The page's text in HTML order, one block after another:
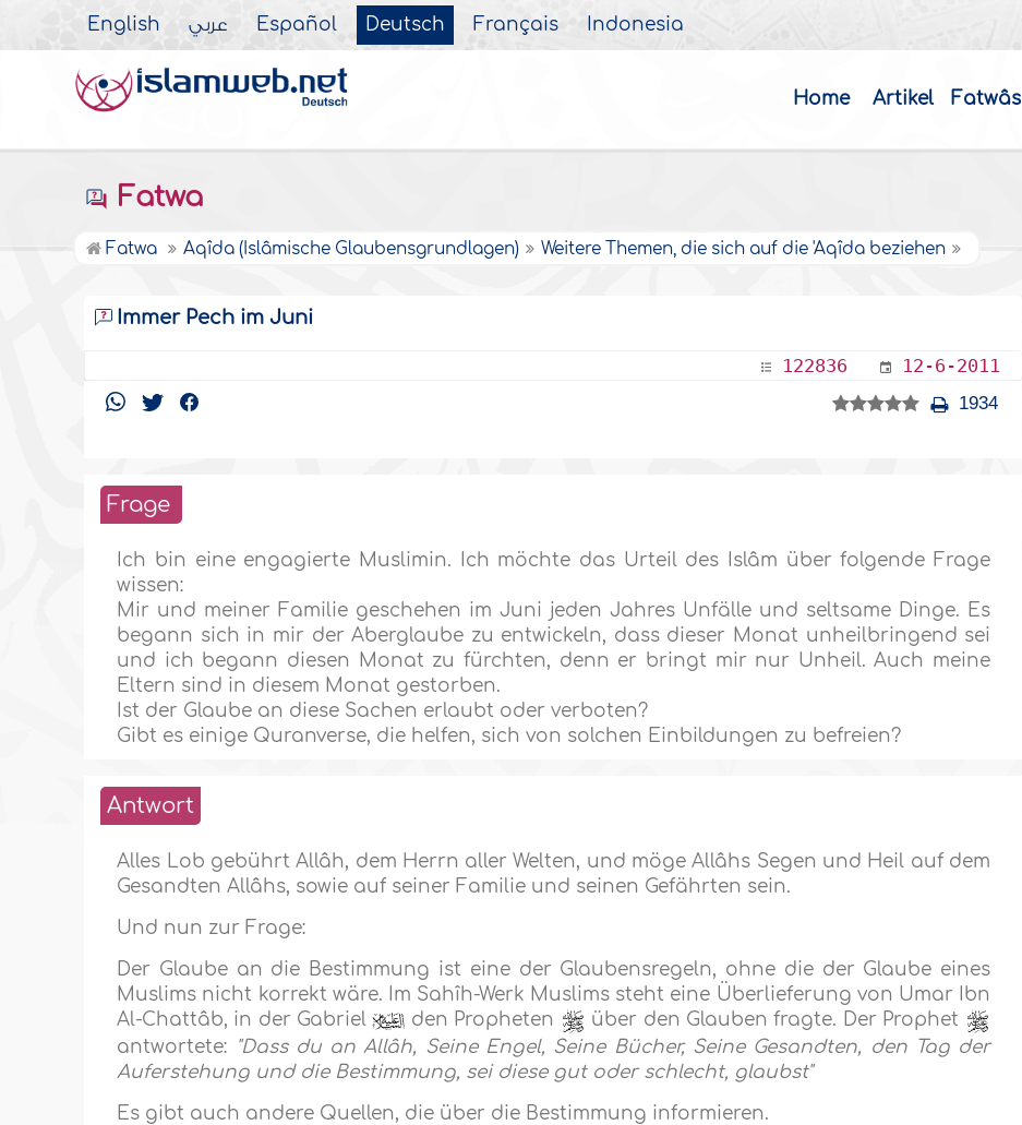
English عربي Español Deutsch Français Indonesia
Home Artikel Fatwâs
Fatwa
Fatwa Aqîda (Islâmische Glaubensgrundlagen) Weitere Themen, die sich auf die 'Aqîda beziehen
Immer Pech im Juni
122836 12-6-2011
1934
Frage
Ich bin eine engagierte Muslimin. Ich möchte das Urteil des Islâm über folgende Frage
wissen:
Mir und meiner Familie geschehen im Juni jeden Jahres Unfälle und seltsame Dinge. Es
begann sich in mir der Aberglaube zu entwickeln, dass dieser Monat unheilbringend sei
und ich begann diesen Monat zu fürchten, denn er bringt mir nur Unheil. Auch meine
Eltern sind in diesem Monat gestorben.
Ist der Glaube an diese Sachen erlaubt oder verboten?
Gibt es einige Quranverse, die helfen, sich von solchen Einbildungen zu befreien?
Antwort
Alles Lob gebührt Allâh, dem Herrn aller Welten, und möge Allâhs Segen und Heil auf dem
Gesandten Allâhs, sowie auf seiner Familie und seinen Gefährten sein.
Und nun zur Frage:
Der Glaube an die Bestimmung ist eine der Glaubensregeln, ohne die der Glaube eines
Muslims nicht korrekt wäre. Im Sahîh-Werk Muslims steht eine Überlieferung von Umar Ibn
Al-Chattâb, in der Gabriel
den Propheten
über den Glauben fragte. Der Prophet
antwortete: "Dass du an Allâh, Seine Engel, Seine Bücher, Seine Gesandten, den Tag der
Auferstehung und die Bestimmung, sei diese gut oder schlecht, glaubst"
Es gibt auch andere Quellen, die über die Bestimmung informieren.